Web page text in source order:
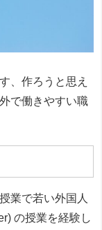
、作ろうと思え
で働きやすい職
業で若い外国人
の授業を経験し